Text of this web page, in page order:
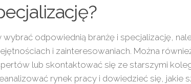
wybrać odpowiednią branżę i specjalizację,
i zainteresowaniach. Można
lub skontaktować się ze starszymi
rynek pracy i dowiedzieć się, jakie